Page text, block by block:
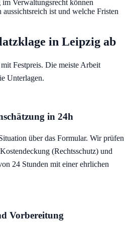
Verwaltungsrecht können
aussichtsreich ist und welche Fristen
in Leipzig ab
Festpreis. Die meiste Arbeit
Unterlagen.
in 24h
über das Formular. Wir prüfen
(Rechtsschutz) und
24 Stunden mit einer ehrlichen
Vorbereitung